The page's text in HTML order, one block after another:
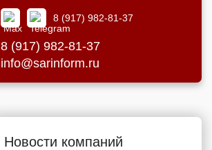
8 (917) 982-81-37
8 (917) 982-81-37
info@sarinform.ru
Новости компаний